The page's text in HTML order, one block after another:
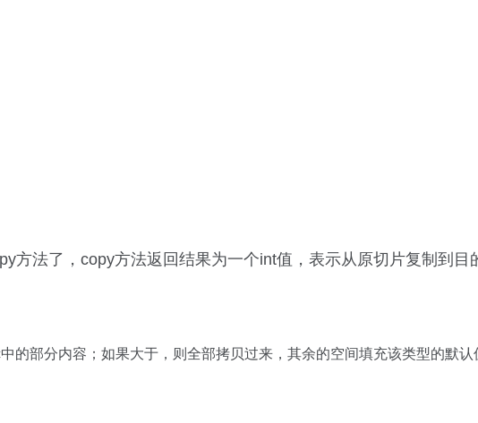
方法了，copy方法返回结果为一个int值，表示从原切片复制到
的部分内容；如果大于，则全部拷贝过来，其余的空间填充该类型的默